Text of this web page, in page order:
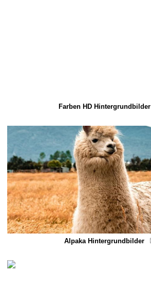
Farben HD Hintergrundbilder
Alpaka Hintergrundbilder